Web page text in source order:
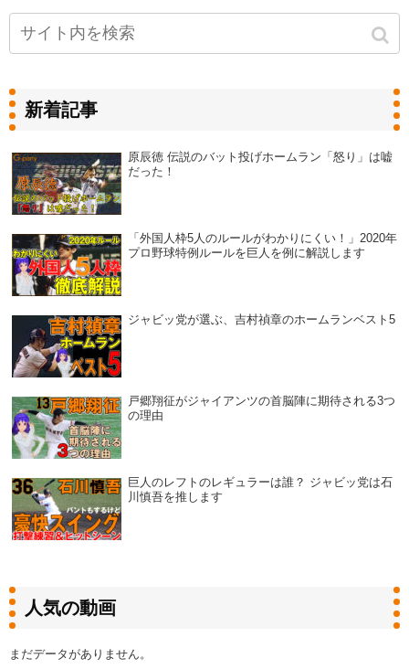
新着記事
原辰徳 伝説のバット投げホームラン「怒り」は嘘
だった！
「外国人枠5人のルールがわかりにくい！」2020年
プロ野球特例ルールを巨人を例に解説します
ジャビッ党が選ぶ、吉村禎章のホームランベスト5
戸郷翔征がジャイアンツの首脳陣に期待される3つ
の理由
巨人のレフトのレギュラーは誰？ ジャビッ党は石
川慎吾を推します
人気の動画
まだデータがありません。